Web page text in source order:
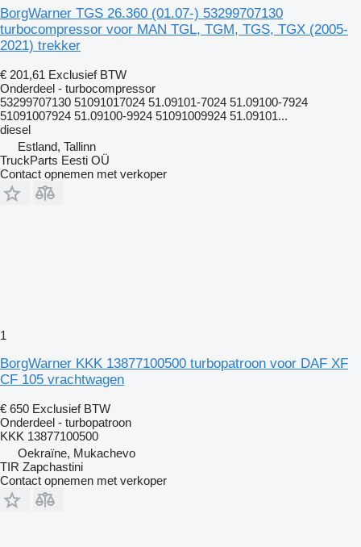
BorgWarner TGS 26.360 (01.07-) 53299707130
turbocompressor voor MAN TGL, TGM, TGS, TGX (2005-
2021) trekker
€ 201,61 Exclusief BTW
Onderdeel - turbocompressor
53299707130 51091017024 51.09101-7024 51.09100-7924
51091007924 51.09100-9924 51091009924 51.09101...
diesel
Estland, Tallinn
TruckParts Eesti OÜ
Contact opnemen met verkoper
1
BorgWarner KKK 13877100500 turbopatroon voor DAF XF
CF 105 vrachtwagen
€ 650 Exclusief BTW
Onderdeel - turbopatroon
KKK 13877100500
Oekraïne, Mukachevo
TIR Zapchastini
Contact opnemen met verkoper